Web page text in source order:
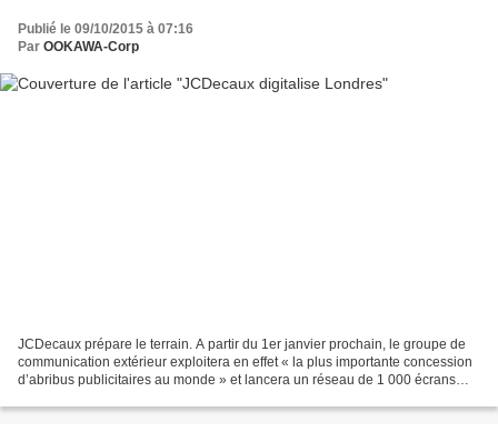
Publié le 09/10/2015 à 07:16
Par OOKAWA-Corp
JCDecaux prépare le terrain. A partir du 1er janvier prochain, le groupe de
communication extérieur exploitera en effet « la plus importante concession
d’abribus publicitaires au monde » et lancera un réseau de 1 000 écrans